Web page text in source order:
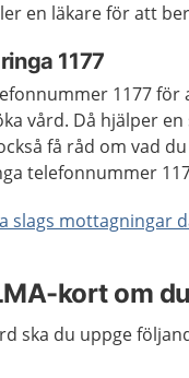
en läkare för att
1177
1177
vård. Då hjälper
få råd om vad
telefonnummer
slags mottagningar
kort om
ska du uppge